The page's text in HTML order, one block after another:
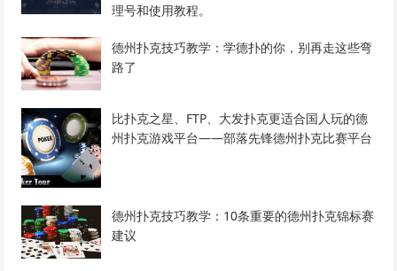
理号和使用教程。
德州扑克技巧教学：学德扑的你，别再走这些弯
路了
比扑克之星、FTP、大发扑克更适合国人玩的德
州扑克游戏平台——部落先锋德州扑克比赛平台
德州扑克技巧教学：10条重要的德州扑克锦标赛
建议